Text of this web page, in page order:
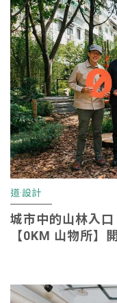
道·設計
城市中的山林入
【0KM 山物所】